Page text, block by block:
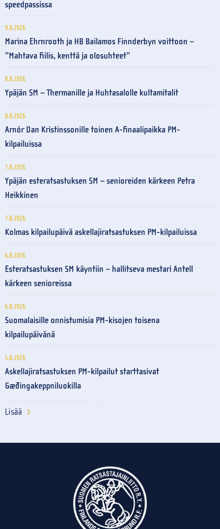
speedpassissa
9.8.2026
Marina Ehrnrooth ja HB Bailamos Finnderbyn voittoon –
”Mahtava fiilis, kenttä ja olosuhteet”
8.8.2026
Ypäjän SM – Thermanille ja Huhtasalolle kultamitalit
8.8.2026
Arnór Dan Kristinssonille toinen A-finaalipaikka PM-
kilpailuissa
7.8.2026
Ypäjän esteratsastuksen SM – senioreiden kärkeen Petra
Heikkinen
7.8.2026
Kolmas kilpailupäivä askellajiratsastuksen PM-kilpailuissa
6.8.2026
Esteratsastuksen SM käyntiin – hallitseva mestari Antell
kärkeen senioreissa
6.8.2026
Suomalaisille onnistumisia PM-kisojen toisena
kilpailupäivänä
5.8.2026
Askellajiratsastuksen PM-kilpailut starttasivat
Gæðingakeppniluokilla
Lisää